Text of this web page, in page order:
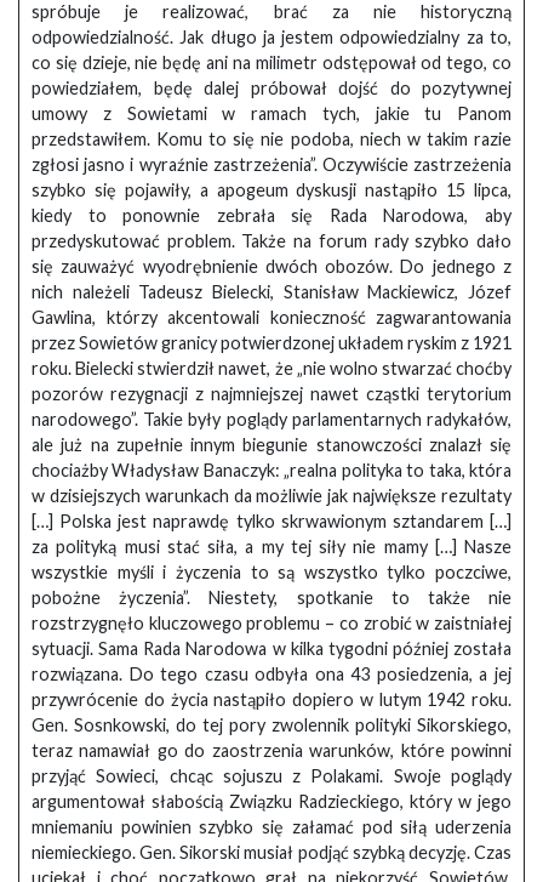
spróbuje je realizować, brać za nie historyczną
odpowiedzialność. Jak długo ja jestem odpowiedzialny za to,
co się dzieje, nie będę ani na milimetr odstępował od tego, co
powiedziałem, będę dalej próbował dojść do pozytywnej
umowy z Sowietami w ramach tych, jakie tu Panom
przedstawiłem. Komu to się nie podoba, niech w takim razie
zgłosi jasno i wyraźnie zastrzeżenia”. Oczywiście zastrzeżenia
szybko się pojawiły, a apogeum dyskusji nastąpiło 15 lipca,
kiedy to ponownie zebrała się Rada Narodowa, aby
przedyskutować problem. Także na forum rady szybko dało
się zauważyć wyodrębnienie dwóch obozów. Do jednego z
nich należeli Tadeusz Bielecki, Stanisław Mackiewicz, Józef
Gawlina, którzy akcentowali konieczność zagwarantowania
przez Sowietów granicy potwierdzonej układem ryskim z 1921
roku. Bielecki stwierdził nawet, że „nie wolno stwarzać choćby
pozorów rezygnacji z najmniejszej nawet cząstki terytorium
narodowego”. Takie były poglądy parlamentarnych radykałów,
ale już na zupełnie innym biegunie stanowczości znalazł się
chociażby Władysław Banaczyk: „realna polityka to taka, która
w dzisiejszych warunkach da możliwie jak największe rezultaty
[…] Polska jest naprawdę tylko skrwawionym sztandarem […]
za polityką musi stać siła, a my tej siły nie mamy […] Nasze
wszystkie myśli i życzenia to są wszystko tylko poczciwe,
pobożne życzenia”. Niestety, spotkanie to także nie
rozstrzygnęło kluczowego problemu – co zrobić w zaistniałej
sytuacji. Sama Rada Narodowa w kilka tygodni później została
rozwiązana. Do tego czasu odbyła ona 43 posiedzenia, a jej
przywrócenie do życia nastąpiło dopiero w lutym 1942 roku.
Gen. Sosnkowski, do tej pory zwolennik polityki Sikorskiego,
teraz namawiał go do zaostrzenia warunków, które powinni
przyjąć Sowieci, chcąc sojuszu z Polakami. Swoje poglądy
argumentował słabością Związku Radzieckiego, który w jego
mniemaniu powinien szybko się załamać pod siłą uderzenia
niemieckiego. Gen. Sikorski musiał podjąć szybką decyzję. Czas